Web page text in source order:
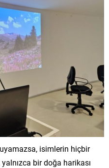
isimlerin hiçbir
bir doğa harikası